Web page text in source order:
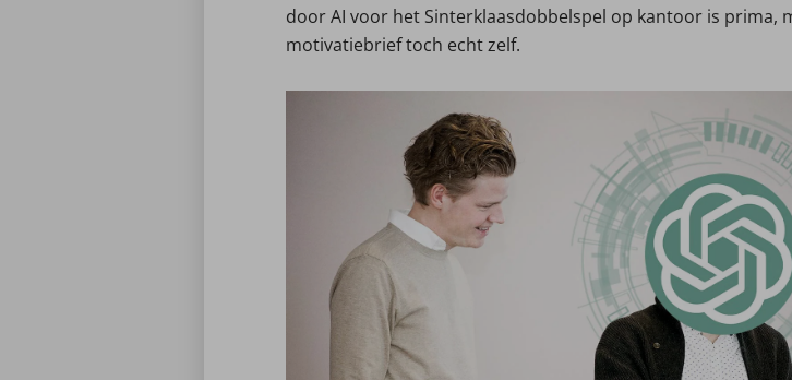
door AI voor het Sinterklaasdobbelspel op kantoor is prima,
motivatiebrief toch echt zelf.